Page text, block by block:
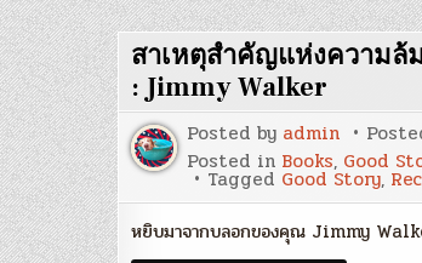
โดย
Joe
Fahmy
สาเหตุสำคัญแห่งความล้
: Jimmy Walker
Posted by admin
Posted in Books, Good
Tagged Good Story,
หยิบมาจากบลอกของคุณ Jimmy